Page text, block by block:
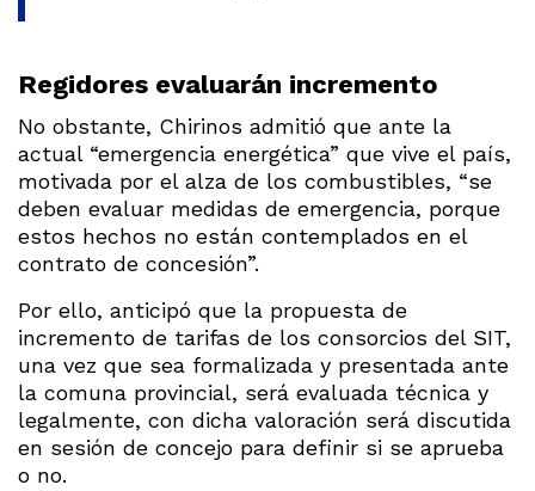
Regidores evaluarán incremento
No obstante, Chirinos admitió que ante la
actual “emergencia energética” que vive el país,
motivada por el alza de los combustibles, “se
deben evaluar medidas de emergencia, porque
estos hechos no están contemplados en el
contrato de concesión”.
Por ello, anticipó que la propuesta de
incremento de tarifas de los consorcios del SIT,
una vez que sea formalizada y presentada ante
la comuna provincial, será evaluada técnica y
legalmente, con dicha valoración será discutida
en sesión de concejo para definir si se aprueba
o no.